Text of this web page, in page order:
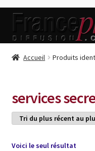
Aller
la
Aller
contenu
Accueil
Conditions de Vente
Connection
Accueil Produits
services
Voici le seul résultat